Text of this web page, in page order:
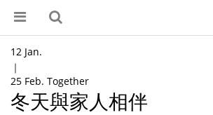
12 Jan.
｜
25 Feb. Together
冬天與家人相伴